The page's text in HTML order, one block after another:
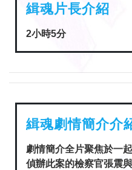
緝魂片長介紹
2小時5分
緝魂劇情簡介介
劇情簡介全片聚焦於一
偵辦此案的檢察官張震